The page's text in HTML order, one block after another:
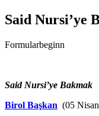
Said Nursi’ye
Formularbeginn
Said Nursi’ye Bakmak
Birol Başkan (05